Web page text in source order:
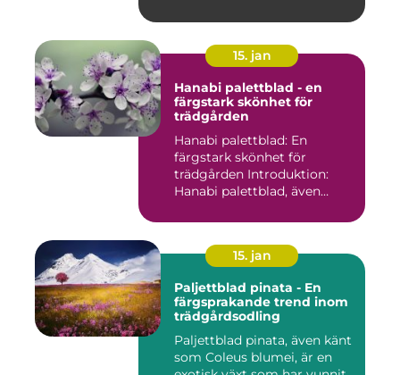
15. jan
Hanabi palettblad - en
färgstark skönhet för
trädgården
Hanabi palettblad: En
färgstark skönhet för
trädgården Introduktion:
Hanabi palettblad, även
15. jan
Paljettblad pinata - En
färgsprakande trend inom
trädgårdsodling
Paljettblad pinata, även känt
som Coleus blumei, är en